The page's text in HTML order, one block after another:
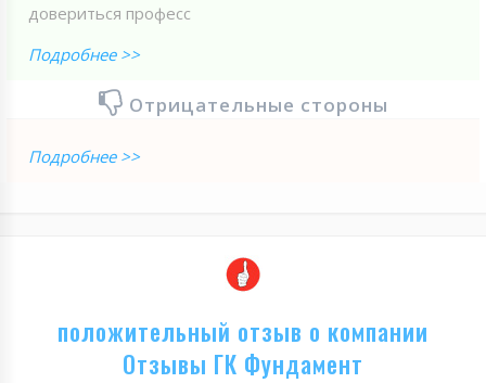
довериться професс
Подробнее >>
Отрицательные стороны
Подробнее >>
положительный отзыв о компании
Отзывы ГК Фундамент